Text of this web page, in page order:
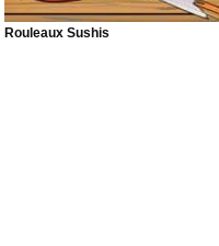
Rouleaux Sushis